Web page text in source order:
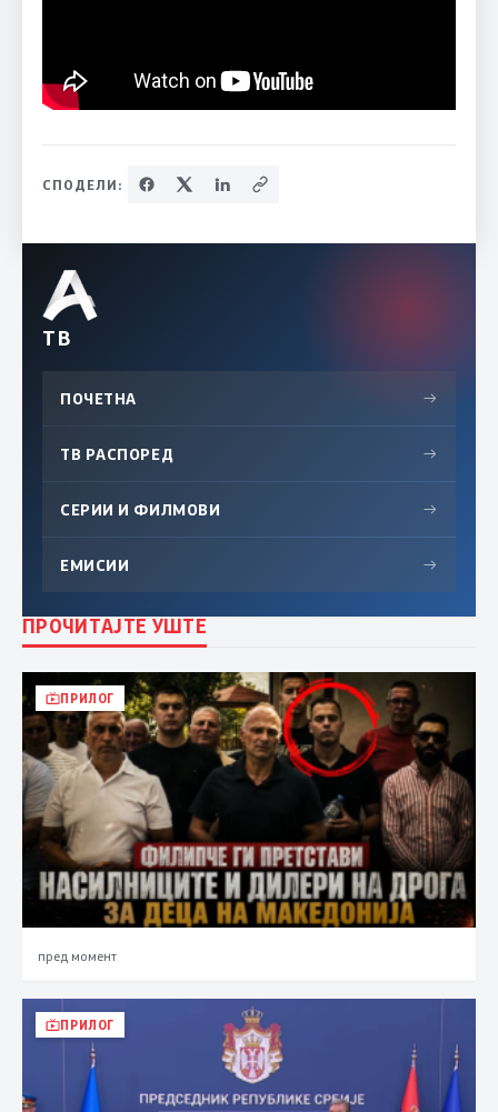
СПОДЕЛИ:
ТВ
ПОЧЕТНА →
ТВ РАСПОРЕД →
СЕРИИ И ФИЛМОВИ →
ЕМИСИИ →
ПРОЧИТАЈТЕ УШТЕ
ПРИЛОГ
пред момент
ПРИЛОГ